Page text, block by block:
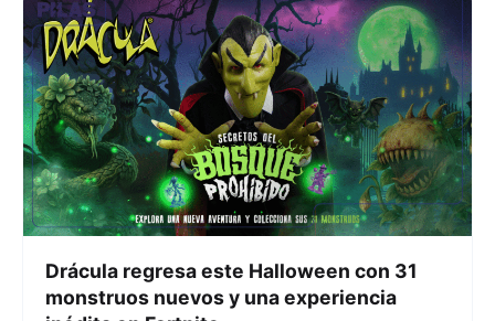
Drácula regresa este Halloween con 31
monstruos nuevos y una experiencia